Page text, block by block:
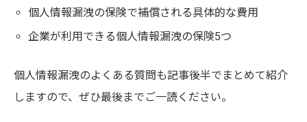
個人情報漏洩の保険で補償される具体的な費用
企業が利用できる個人情報漏洩の保険5つ
個人情報漏洩のよくある質問も記事後半でまとめて紹介
しますので、ぜひ最後までご一読ください。